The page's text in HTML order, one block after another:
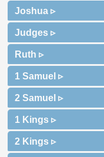
Joshua ▹
Judges ▹
Ruth ▹
1 Samuel ▹
2 Samuel ▹
1 Kings ▹
2 Kings ▹